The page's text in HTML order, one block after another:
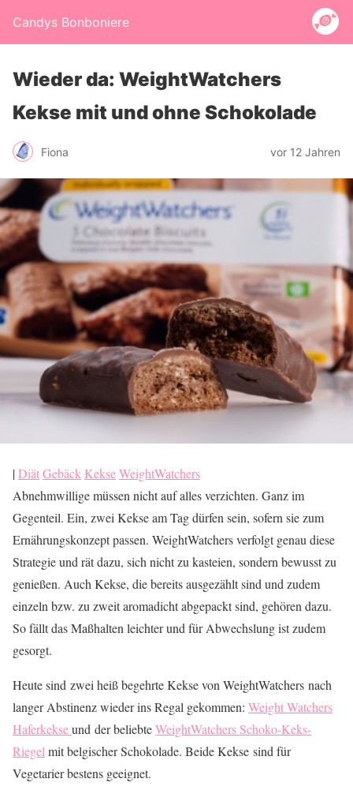
Candys Bonboniere
Wieder da: WeightWatchers
Kekse mit und ohne Schokolade
Fiona vor 12 Jahren
|DiätGebäck KekseWeightWatchers
Abnehmwillige müssen nicht auf alles verzichten. Ganz im
Gegenteil. Ein, zwei Kekse am Tag dürfen sein, sofern sie zum
Ernährungskonzept passen. WeightWatchers verfolgt genau diese
Strategie und rät dazu, sich nicht zu kasteien, sondern bewusst zu
genießen. Auch Kekse, die bereits ausgezählt sind und zudem
einzeln bzw. zu zweit aromadicht abgepackt sind, gehören dazu.
So fällt das Maßhalten leichter und für Abwechslung ist zudem
gesorgt.
Heute sind zwei heiß begehrte Kekse von WeightWatchers nach
langer Abstinenz wieder ins Regal gekommen: Weight Watchers
Haferkekseund der beliebteWeightWatchers Schoko-Keks-
Riegel mit belgischer Schokolade. Beide Kekse sind für
Vegetarier bestens geeignet.